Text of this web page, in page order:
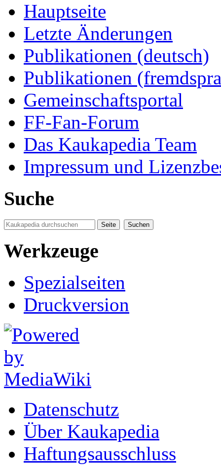
Hauptseite
Letzte Änderungen
Publikationen (deutsch)
Publikationen
Gemeinschaftsportal
FF-Fan-Forum
Das Kaukapedia Team
Impressum und
Suche
Werkzeuge
Spezialseiten
Druckversion
Datenschutz
Über Kaukapedia
Haftungsausschluss